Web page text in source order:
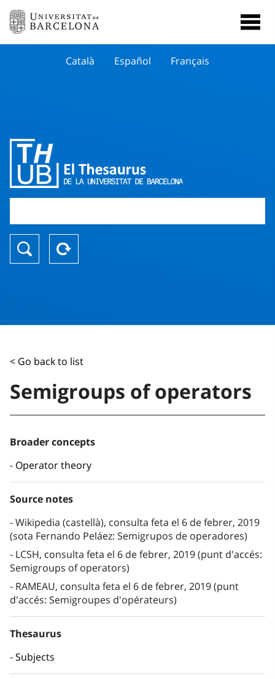
Català Español Français
< Go back to list
Semigroups of operators
Broader concepts
Operator theory
Source notes
Wikipedia (castellà), consulta feta el 6 de febrer, 2019
(sota Fernando Peláez: Semigrupos de operadores)
LCSH, consulta feta el 6 de febrer, 2019 (punt d'accés:
Semigroups of operators)
RAMEAU, consulta feta el 6 de febrer, 2019 (punt
d'accés: Semigroupes d'opérateurs)
Thesaurus
Subjects